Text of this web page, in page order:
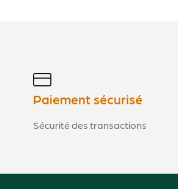
Paiement sécurisé
Sécurité des transactions